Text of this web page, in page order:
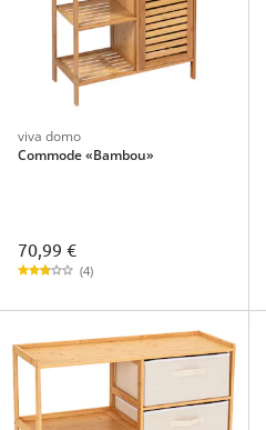
viva domo
Commode «Bambou»
70,99 €
(4)